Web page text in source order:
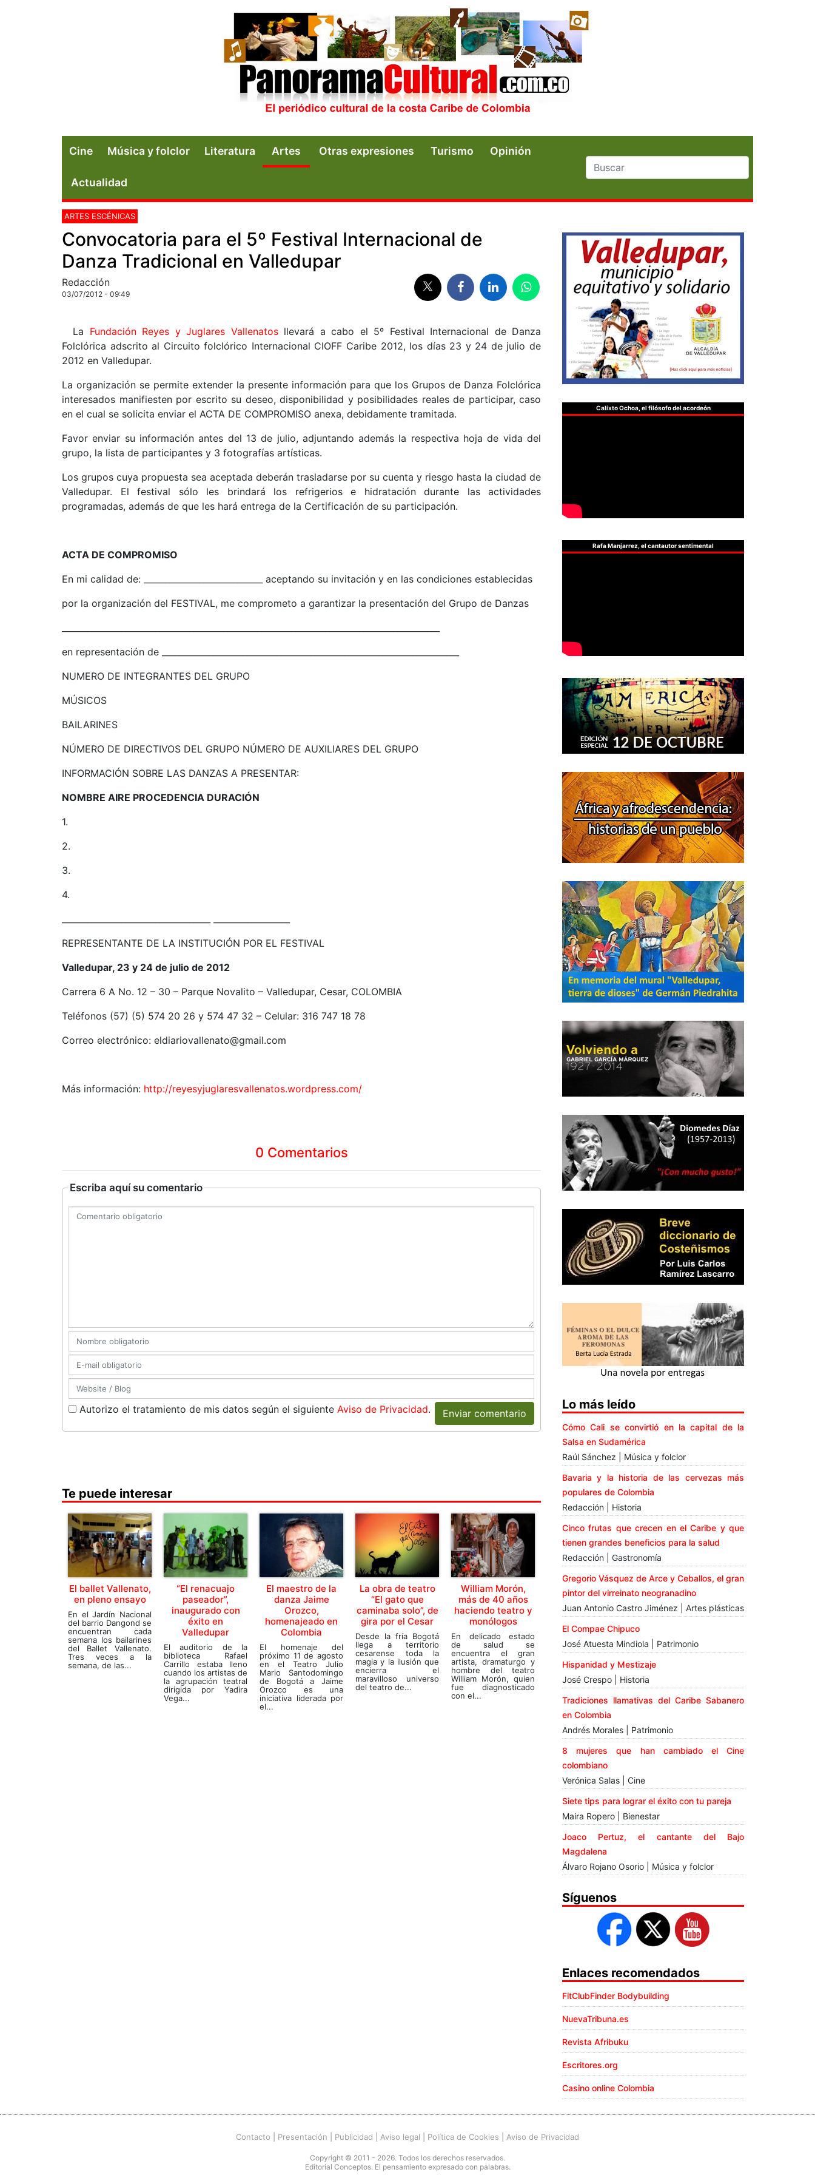
Cine Música y folclor Literatura Artes Otras expresiones Turismo Opinión
Actualidad
ARTES ESCÉNICAS
Convocatoria para el 5º Festival Internacional de
Danza Tradicional en Valledupar
Redacción
03/07/2012 - 09:49
La Fundación Reyes y Juglares Vallenatosllevará a cabo el 5º Festival Internacional de Danza
Folclórica adscrito al Circuito folclórico Internacional CIOFF Caribe 2012, los días 23 y 24 de julio de
2012 en Valledupar.
La organización se permite extender la presente información para que los Grupos de Danza Folclórica
interesados manifiesten por escrito su deseo, disponibilidad y posibilidades reales de participar, caso
en el cual se solicita enviar el ACTA DE COMPROMISO anexa, debidamente tramitada.
Favor enviar su información antes del 13 de julio, adjuntando además la respectiva hoja de vida del
grupo, la lista de participantes y 3 fotografías artísticas.
Los grupos cuya propuesta sea aceptada deberán trasladarse por su cuenta y riesgo hasta la ciudad de
Valledupar. El festival sólo les brindará los refrigerios e hidratación durante las actividades
programadas, además de que les hará entrega de la Certificación de su participación.
ACTA DE COMPROMISO
En mi calidad de: ____________________________ aceptando su invitación y en las condiciones establecidas
por la organización del FESTIVAL, me comprometo a garantizar la presentación del Grupo de Danzas
en representación de ______________________________________________________________________
NUMERO DE INTEGRANTES DEL GRUPO
MÚSICOS
BAILARINES
NÚMERO DE DIRECTIVOS DEL GRUPO NÚMERO DE AUXILIARES DEL GRUPO
INFORMACIÓN SOBRE LAS DANZAS A PRESENTAR:
NOMBRE AIRE PROCEDENCIA DURACIÓN
1.
2.
3.
4.
REPRESENTANTE DE LA INSTITUCIÓN POR EL FESTIVAL
Valledupar, 23 y 24 de julio de 2012
Carrera 6 A No. 12 – 30 – Parque Novalito – Valledupar, Cesar, COLOMBIA
Teléfonos (57) (5) 574 20 26 y 574 47 32 – Celular: 316 747 18 78
Correo electrónico: eldiariovallenato@gmail.com
Más información: http://reyesyjuglaresvallenatos.wordpress.com/
0 Comentarios
Escriba aquí su comentario
Autorizo el tratamiento de mis datos según el siguiente Aviso de Privacidad. Enviar comentario
Te puede interesar
El ballet Vallenato,
en pleno ensayo
En el Jardín Nacional
del barrio Dangond se
encuentran cada
semana los bailarines
del Ballet Vallenato.
Tres veces a la
semana, de las...
“El renacuajo
paseador”,
inaugurado con
éxito en
Valledupar
El auditorio de la
biblioteca Rafael
Carrillo estaba lleno
cuando los artistas de
la agrupación teatral
dirigida por Yadira
Vega...
El maestro de la
danza Jaime
Orozco,
homenajeado en
Colombia
El homenaje del
próximo 11 de agosto
en el Teatro Julio
Mario Santodomingo
de Bogotá a Jaime
Orozco es una
iniciativa liderada por
el...
La obra de teatro
“El gato que
caminaba solo”, de
gira por el Cesar
Desde la fría Bogotá
llega a territorio
cesarense toda la
magia y la ilusión que
encierra el
maravilloso universo
del teatro de...
William Morón,
más de 40 años
haciendo teatro y
monólogos
En delicado estado
de salud se
encuentra el gran
artista, dramaturgo y
hombre del teatro
William Morón, quien
fue diagnosticado
con el...
Calixto Ochoa, el filósofo del acordeón
Rafa Manjarrez, el cantautor sentimental
Lo más leído
Cómo Cali se convirtió en la capital de la
Salsa en Sudamérica
Raúl Sánchez | Música y folclor
Bavaria y la historia de las cervezas más
populares de Colombia
Redacción | Historia
Cinco frutas que crecen en el Caribe y que
tienen grandes beneficios para la salud
Redacción | Gastronomía
Gregorio Vásquez de Arce y Ceballos, el gran
pintor del virreinato neogranadino
Juan Antonio Castro Jiménez | Artes plásticas
El Compae Chipuco
José Atuesta Mindiola | Patrimonio
Hispanidad y Mestizaje
José Crespo | Historia
Tradiciones llamativas del Caribe Sabanero
en Colombia
Andrés Morales | Patrimonio
8 mujeres que han cambiado el Cine
colombiano
Verónica Salas | Cine
Siete tips para lograr el éxito con tu pareja
Maira Ropero | Bienestar
Joaco Pertuz, el cantante del Bajo
Magdalena
Álvaro Rojano Osorio | Música y folclor
Síguenos
Enlaces recomendados
FitClubFinder Bodybuilding
NuevaTribuna.es
Revista Afribuku
Escritores.org
Casino online Colombia
Contacto Presentación Publicidad Aviso legal Política de Cookies Aviso de Privacidad
Copyright © 2011 - 2026. Todos los derechos reservados.
Editorial Conceptos. El pensamiento expresado con palabras.